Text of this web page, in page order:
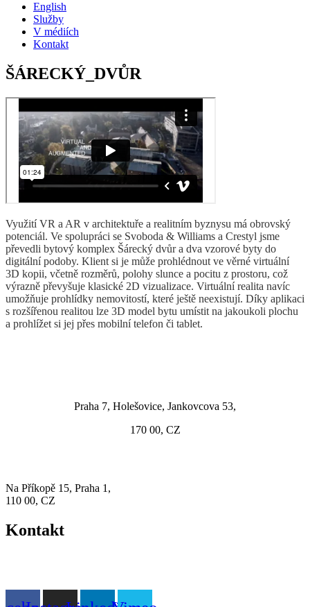
English
Služby
V médiích
Kontakt
ŠÁRECKÝ_DVŮR
Využití VR a AR v architektuře a realitním byznysu má obrovský
potenciál. Ve spolupráci se Svoboda & Williams a Crestyl jsme
převedli bytový komplex Šárecký dvůr a dva vzorové byty do
digitální podoby. Klient si je může prohlédnout ve věrné virtuální
3D kopii, včetně rozměrů, polohy slunce a pocitu z prostoru, což
výrazně převyšuje klasické 2D vizualizace. Virtuální realita navíc
umožňuje prohlídky nemovitostí, které ještě neexistují. Díky aplikaci
s rozšířenou realitou lze 3D model bytu umístit na jakoukoli plochu
a prohlížet si jej přes mobilní telefon či tablet.
Praha 7, Holešovice, Jankovcova 53,
170 00, CZ
Na Příkopě 15, Praha 1,
110 00, CZ
Kontakt